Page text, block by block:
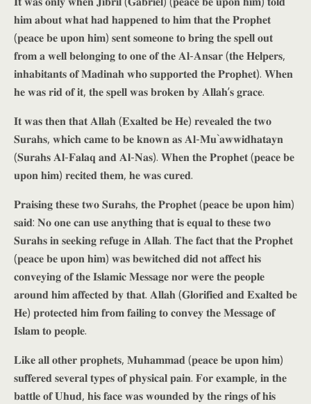
𝐡𝐢𝐦 𝐚𝐛𝐨𝐮𝐭 𝐰𝐡𝐚𝐭 𝐡𝐚𝐝 𝐡𝐚𝐩𝐩𝐞𝐧𝐞𝐝 𝐭𝐨 𝐡𝐢𝐦 𝐭𝐡𝐚𝐭 𝐭𝐡𝐞 𝐏𝐫𝐨𝐩𝐡𝐞𝐭
(𝐩𝐞𝐚𝐜𝐞 𝐛𝐞 𝐮𝐩𝐨𝐧 𝐡𝐢𝐦) 𝐬𝐞𝐧𝐭 𝐬𝐨𝐦𝐞𝐨𝐧𝐞 𝐭𝐨 𝐛𝐫𝐢𝐧𝐠 𝐭𝐡𝐞 𝐬𝐩𝐞𝐥𝐥 𝐨𝐮𝐭
𝐟𝐫𝐨𝐦 𝐚 𝐰𝐞𝐥𝐥 𝐛𝐞𝐥𝐨𝐧𝐠𝐢𝐧𝐠 𝐭𝐨 𝐨𝐧𝐞 𝐨𝐟 𝐭𝐡𝐞 𝐀𝐥-𝐀𝐧𝐬𝐚𝐫 (𝐭𝐡𝐞 𝐇𝐞𝐥𝐩𝐞𝐫𝐬,
𝐢𝐧𝐡𝐚𝐛𝐢𝐭𝐚𝐧𝐭𝐬 𝐨𝐟 𝐌𝐚𝐝𝐢𝐧𝐚𝐡 𝐰𝐡𝐨 𝐬𝐮𝐩𝐩𝐨𝐫𝐭𝐞𝐝 𝐭𝐡𝐞 𝐏𝐫𝐨𝐩𝐡𝐞𝐭). 𝐖𝐡𝐞𝐧
𝐡𝐞 𝐰𝐚𝐬 𝐫𝐢𝐝 𝐨𝐟 𝐢𝐭, 𝐭𝐡𝐞 𝐬𝐩𝐞𝐥𝐥 𝐰𝐚𝐬 𝐛𝐫𝐨𝐤𝐞𝐧 𝐛𝐲 𝐀𝐥𝐥𝐚𝐡’𝐬 𝐠𝐫𝐚𝐜𝐞.
𝐈𝐭 𝐰𝐚𝐬 𝐭𝐡𝐞𝐧 𝐭𝐡𝐚𝐭 𝐀𝐥𝐥𝐚𝐡 (𝐄𝐱𝐚𝐥𝐭𝐞𝐝 𝐛𝐞 𝐇𝐞) 𝐫𝐞𝐯𝐞𝐚𝐥𝐞𝐝 𝐭𝐡𝐞 𝐭𝐰𝐨
𝐒𝐮𝐫𝐚𝐡𝐬, 𝐰𝐡𝐢𝐜𝐡 𝐜𝐚𝐦𝐞 𝐭𝐨 𝐛𝐞 𝐤𝐧𝐨𝐰𝐧 𝐚𝐬 𝐀𝐥-𝐌𝐮`𝐚𝐰𝐰𝐢𝐝𝐡𝐚𝐭𝐚𝐲𝐧
(𝐒𝐮𝐫𝐚𝐡𝐬 𝐀𝐥-𝐅𝐚𝐥𝐚𝐪 𝐚𝐧𝐝 𝐀𝐥-𝐍𝐚𝐬). 𝐖𝐡𝐞𝐧 𝐭𝐡𝐞 𝐏𝐫𝐨𝐩𝐡𝐞𝐭 (𝐩𝐞𝐚𝐜𝐞 𝐛𝐞
𝐮𝐩𝐨𝐧 𝐡𝐢𝐦) 𝐫𝐞𝐜𝐢𝐭𝐞𝐝 𝐭𝐡𝐞𝐦, 𝐡𝐞 𝐰𝐚𝐬 𝐜𝐮𝐫𝐞𝐝.
𝐏𝐫𝐚𝐢𝐬𝐢𝐧𝐠 𝐭𝐡𝐞𝐬𝐞 𝐭𝐰𝐨 𝐒𝐮𝐫𝐚𝐡𝐬, 𝐭𝐡𝐞 𝐏𝐫𝐨𝐩𝐡𝐞𝐭 (𝐩𝐞𝐚𝐜𝐞 𝐛𝐞 𝐮𝐩𝐨𝐧 𝐡𝐢𝐦)
𝐬𝐚𝐢𝐝: 𝐍𝐨 𝐨𝐧𝐞 𝐜𝐚𝐧 𝐮𝐬𝐞 𝐚𝐧𝐲𝐭𝐡𝐢𝐧𝐠 𝐭𝐡𝐚𝐭 𝐢𝐬 𝐞𝐪𝐮𝐚𝐥 𝐭𝐨 𝐭𝐡𝐞𝐬𝐞 𝐭𝐰𝐨
𝐒𝐮𝐫𝐚𝐡𝐬 𝐢𝐧 𝐬𝐞𝐞𝐤𝐢𝐧𝐠 𝐫𝐞𝐟𝐮𝐠𝐞 𝐢𝐧 𝐀𝐥𝐥𝐚𝐡. 𝐓𝐡𝐞 𝐟𝐚𝐜𝐭 𝐭𝐡𝐚𝐭 𝐭𝐡𝐞 𝐏𝐫𝐨𝐩𝐡𝐞𝐭
(𝐩𝐞𝐚𝐜𝐞 𝐛𝐞 𝐮𝐩𝐨𝐧 𝐡𝐢𝐦) 𝐰𝐚𝐬 𝐛𝐞𝐰𝐢𝐭𝐜𝐡𝐞𝐝 𝐝𝐢𝐝 𝐧𝐨𝐭 𝐚𝐟𝐟𝐞𝐜𝐭 𝐡𝐢𝐬
𝐜𝐨𝐧𝐯𝐞𝐲𝐢𝐧𝐠 𝐨𝐟 𝐭𝐡𝐞 𝐈𝐬𝐥𝐚𝐦𝐢𝐜 𝐌𝐞𝐬𝐬𝐚𝐠𝐞 𝐧𝐨𝐫 𝐰𝐞𝐫𝐞 𝐭𝐡𝐞 𝐩𝐞𝐨𝐩𝐥𝐞
𝐚𝐫𝐨𝐮𝐧𝐝 𝐡𝐢𝐦 𝐚𝐟𝐟𝐞𝐜𝐭𝐞𝐝 𝐛𝐲 𝐭𝐡𝐚𝐭. 𝐀𝐥𝐥𝐚𝐡 (𝐆𝐥𝐨𝐫𝐢𝐟𝐢𝐞𝐝 𝐚𝐧𝐝 𝐄𝐱𝐚𝐥𝐭𝐞𝐝 𝐛𝐞
𝐇𝐞) 𝐩𝐫𝐨𝐭𝐞𝐜𝐭𝐞𝐝 𝐡𝐢𝐦 𝐟𝐫𝐨𝐦 𝐟𝐚𝐢𝐥𝐢𝐧𝐠 𝐭𝐨 𝐜𝐨𝐧𝐯𝐞𝐲 𝐭𝐡𝐞 𝐌𝐞𝐬𝐬𝐚𝐠𝐞 𝐨𝐟
𝐈𝐬𝐥𝐚𝐦 𝐭𝐨 𝐩𝐞𝐨𝐩𝐥𝐞.
𝐋𝐢𝐤𝐞 𝐚𝐥𝐥 𝐨𝐭𝐡𝐞𝐫 𝐩𝐫𝐨𝐩𝐡𝐞𝐭𝐬, 𝐌𝐮𝐡𝐚𝐦𝐦𝐚𝐝 (𝐩𝐞𝐚𝐜𝐞 𝐛𝐞 𝐮𝐩𝐨𝐧 𝐡𝐢𝐦)
𝐬𝐮𝐟𝐟𝐞𝐫𝐞𝐝 𝐬𝐞𝐯𝐞𝐫𝐚𝐥 𝐭𝐲𝐩𝐞𝐬 𝐨𝐟 𝐩𝐡𝐲𝐬𝐢𝐜𝐚𝐥 𝐩𝐚𝐢𝐧. 𝐅𝐨𝐫 𝐞𝐱𝐚𝐦𝐩𝐥𝐞, 𝐢𝐧 𝐭𝐡𝐞
𝐛𝐚𝐭𝐭𝐥𝐞 𝐨𝐟 𝐔𝐡𝐮𝐝, 𝐡𝐢𝐬 𝐟𝐚𝐜𝐞 𝐰𝐚𝐬 𝐰𝐨𝐮𝐧𝐝𝐞𝐝 𝐛𝐲 𝐭𝐡𝐞 𝐫𝐢𝐧𝐠𝐬 𝐨𝐟 𝐡𝐢𝐬